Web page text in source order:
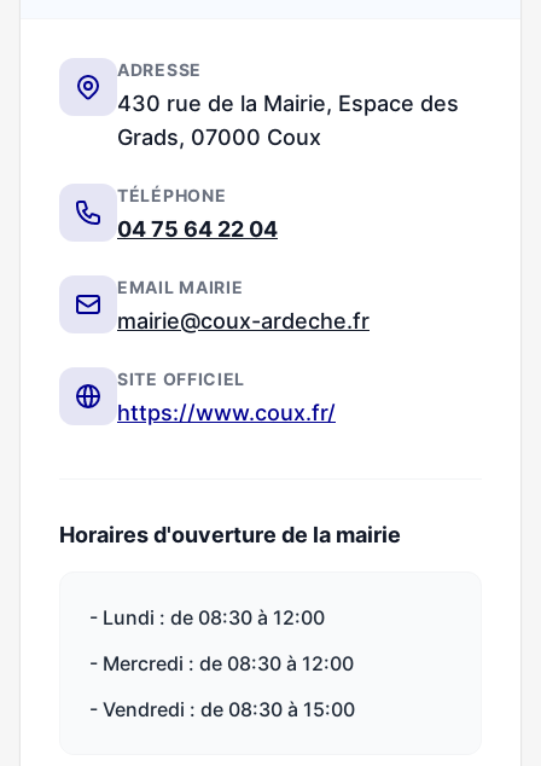
ADRESSE
430 rue de la Mairie, Espace des
Grads, 07000 Coux
TÉLÉPHONE
04 75 64 22 04
EMAIL MAIRIE
mairie@coux-ardeche.fr
SITE OFFICIEL
https://www.coux.fr/
Horaires d'ouverture de la mairie
- Lundi : de 08:30 à 12:00
- Mercredi : de 08:30 à 12:00
- Vendredi : de 08:30 à 15:00